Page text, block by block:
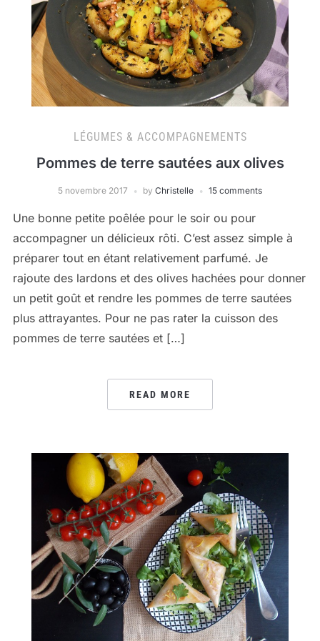
LÉGUMES & ACCOMPAGNEMENTS
Pommes de terre sautées aux olives
5 novembre 2017 by Christelle 15 comments
Une bonne petite poêlée pour le soir ou pour
accompagner un délicieux rôti. C’est assez simple à
préparer tout en étant relativement parfumé. Je
rajoute des lardons et des olives hachées pour donner
un petit goût et rendre les pommes de terre sautées
plus attrayantes. Pour ne pas rater la cuisson des
pommes de terre sautées et […]
READ MORE